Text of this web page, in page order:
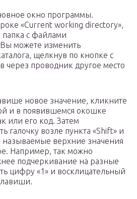
окно программы.
«Current working directory»,
папка с файлами
можете изменить
щелкнув по кнопке с
через проводник другое место
новое значение, кликните
и в появившемся окошке
или его код. Затем
галочку возле пункта «Shift» и
называемые верхние значения
Например, так можно
подчеркивание на разные
цифру «1» и восклицательный